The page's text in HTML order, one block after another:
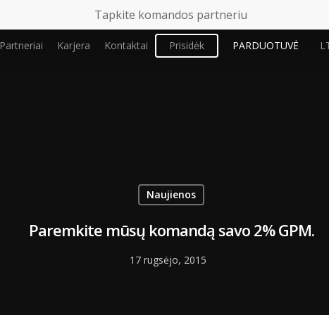
Tapkite komandos partneriu
Partneriai Karjera Kontaktai Prisidėk PARDUOTUVĖ
Naujienos
Paremkite mūsų komandą savo 2% GPM.
17 rugsėjo, 2015